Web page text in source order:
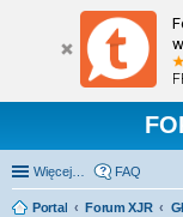
Więcej… FAQ
Portal Forum XJR